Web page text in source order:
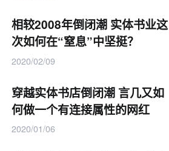
相较2008年倒闭潮 实体书业这
次如何在“窒息”中坚挺？
2020/02/09
穿越实体书店倒闭潮 言几又如
何做一个有连接属性的网红
2020/01/06